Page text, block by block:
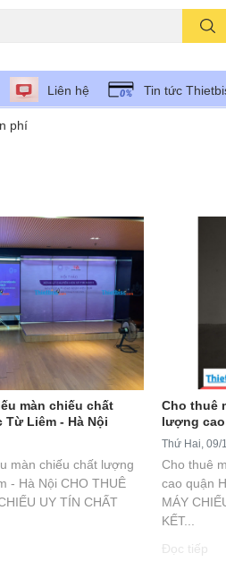
Liên hệ Tin tức
phí
màn chiếu chất
Liêm - Hà Nội
màn chiếu chất lượng
- Hà Nội CHO THUÊ
UY TÍN CHẤT
Cho thuê
lượng cao
Thứ Hai, 09/
Cho thuê
cao quận
MÁY
KẾT...
Đọc tiếp